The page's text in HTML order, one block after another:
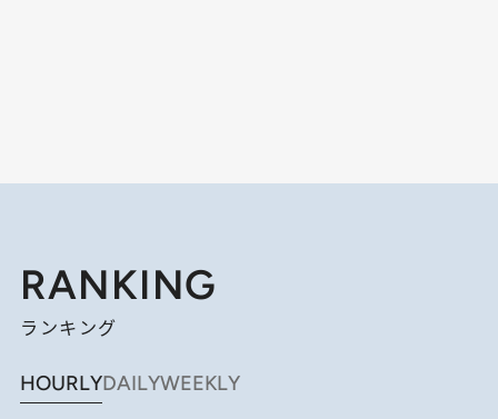
RANKING
ランキング
HOURLYDAILYWEEKLY